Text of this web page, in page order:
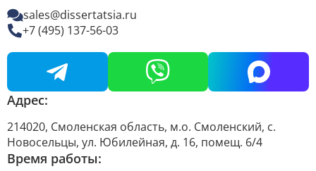
sales@dissertatsia.ru
+7 (495) 137-56-03
Адрес:
214020, Смоленская область, м.о. Смоленский, с.
Новосельцы, ул. Юбилейная, д. 16, помещ. 6/4
Время работы: